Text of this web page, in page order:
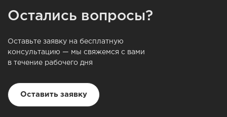
Остались вопросы?
Оставьте заявку на бесплатную
консультацию — мы свяжемся с вами
в течение рабочего дня
Оставить заявку